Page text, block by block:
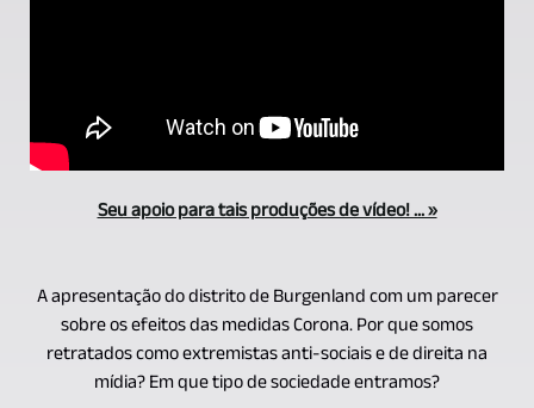
Seu apoio para tais produções de vídeo! ... »
A apresentação do distrito de Burgenland com um parecer
sobre os efeitos das medidas Corona. Por que somos
retratados como extremistas anti-sociais e de direita na
mídia? Em que tipo de sociedade entramos?